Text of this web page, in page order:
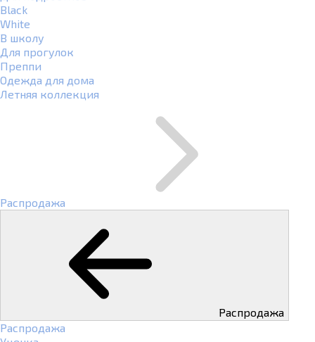
Black
White
В школу
Для прогулок
Преппи
Одежда для дома
Летняя коллекция
Распродажа
Распродажа
Распродажа